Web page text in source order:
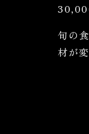
旬の
材が